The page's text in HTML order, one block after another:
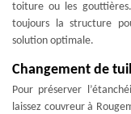
toiture ou les
toujours la structure
solution optimale.
Changement de
Pour préserver
laissez couvreur à